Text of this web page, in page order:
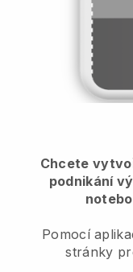
Chcete
podnikání
Pomocí
stránky